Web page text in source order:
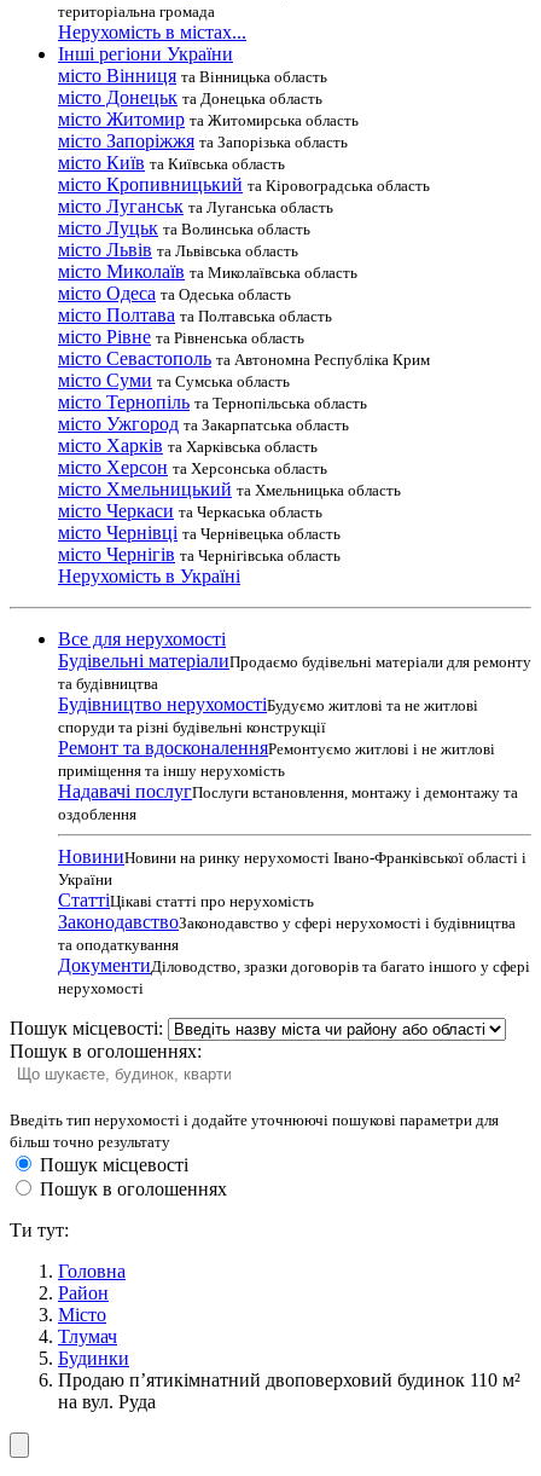
територіальна громада
Нерухомість в містах...
Інші регіони України
місто Вінниця та Вінницька область
місто Донецьк та Донецька область
місто Житомир та Житомирська область
місто Запоріжжя та Запорізька область
місто Київ та Київська область
місто Кропивницький та Кіровоградська область
місто Луганськ та Луганська область
місто Луцьк та Волинська область
місто Львів та Львівська область
місто Миколаїв та Миколаївська область
місто Одеса та Одеська область
місто Полтава та Полтавська область
місто Рівне та Рівненська область
місто Севастополь та Автономна Республіка Крим
місто Суми та Сумська область
місто Тернопіль та Тернопільська область
місто Ужгород та Закарпатська область
місто Харків та Харківська область
місто Херсон та Херсонська область
місто Хмельницький та Хмельницька область
місто Черкаси та Черкаська область
місто Чернівці та Чернівецька область
місто Чернігів та Чернігівська область
Нерухомість в Україні
Все для нерухомості
Будівельні матеріалиПродаємо будівельні матеріали для ремонту
та будівництва
Будівництво нерухомостіБудуємо житлові та не житлові
споруди та різні будівельні конструкції
Ремонт та вдосконаленняРемонтуємо житлові і не житлові
приміщення та іншу нерухомість
Надавачі послугПослуги встановлення, монтажу і демонтажу та
оздоблення
НовиниНовини на ринку нерухомості Івано-Франківської області і
України
СтаттіЦікаві статті про нерухомість
ЗаконодавствоЗаконодавство у сфері нерухомості і будівництва
та оподаткування
ДокументиДіловодство, зразки договорів та багато іншого у сфері
нерухомості
Пошук місцевості:
Пошук в оголошеннях:
Введіть тип нерухомості і додайте уточнюючі пошукові параметри для
більш точно результату
Пошук місцевості
Пошук в оголошеннях
Ти тут:
Головна
Район
Місто
Тлумач
Будинки
Продаю п’ятикімнатний двоповерховий будинок 110 м²
на вул. Руда